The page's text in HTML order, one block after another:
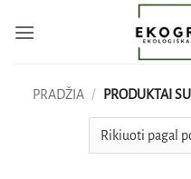
PRADŽIA / PRODUKTAI